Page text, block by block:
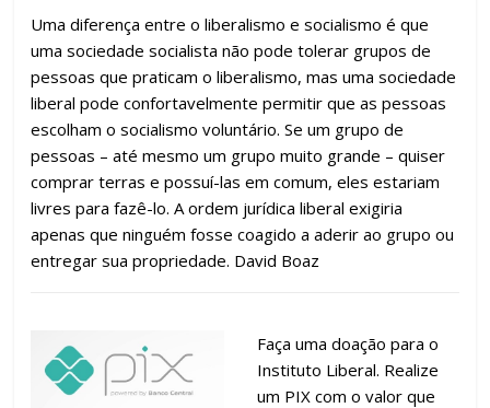
Uma diferença entre o liberalismo e socialismo é que
uma sociedade socialista não pode tolerar grupos de
pessoas que praticam o liberalismo, mas uma sociedade
liberal pode confortavelmente permitir que as pessoas
escolham o socialismo voluntário. Se um grupo de
pessoas – até mesmo um grupo muito grande – quiser
comprar terras e possuí-las em comum, eles estariam
livres para fazê-lo. A ordem jurídica liberal exigiria
apenas que ninguém fosse coagido a aderir ao grupo ou
entregar sua propriedade. David Boaz
Faça uma doação para o
Instituto Liberal. Realize
um PIX com o valor que